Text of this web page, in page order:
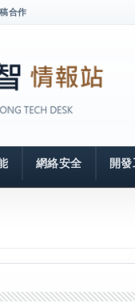
合作
網絡安全 開